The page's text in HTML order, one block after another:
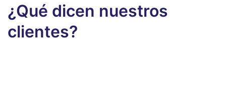
¿Qué dicen nuestros
clientes?